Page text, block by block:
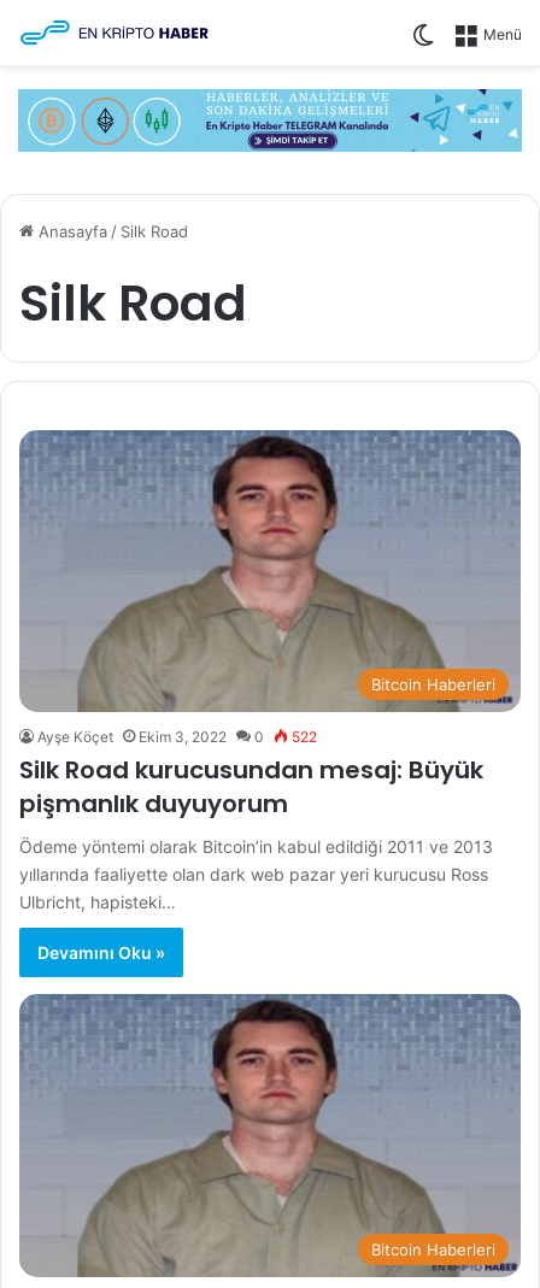
Menü
Dış
Anasayfa / Silk Road
Silk Road
Bitcoin Haberleri
Ayşe Köçet Ekim 3, 2022 0 522
Silk Road kurucusundan mesaj: Büyük
pişmanlık duyuyorum
Ödeme yöntemi olarak Bitcoin’in kabul edildiği 2011 ve 2013
yıllarında faaliyette olan dark web pazar yeri kurucusu Ross
Ulbricht, hapisteki…
Devamını Oku »
Bitcoin Haberleri